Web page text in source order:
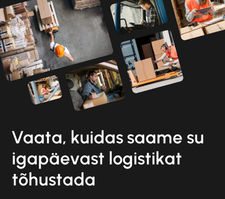
Vaata, kuidas saame su
igapäevast logistikat
tõhustada